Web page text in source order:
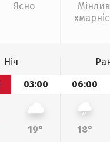
Ясно
Ніч
03:00 06:00
19° 18°